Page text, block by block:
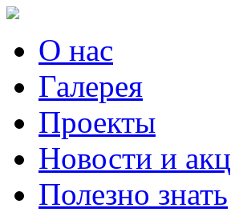
О нас
Галерея
Проекты
Новости и
Полезно знать